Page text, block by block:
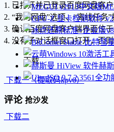
1. 已打开并已登录百度网盘客
2. “我的网盘”选项、“离线任务
3. 确认百度网盘客户端界面位
4. 没有子对话框窗口打开，否
下载
下载一（提取码kpv0）
下载二
赫
评论 抢沙发